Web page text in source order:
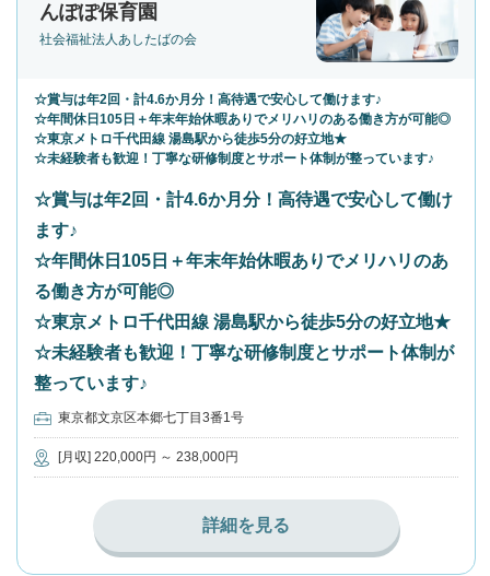
んぽぽ保育園
社会福祉法人あしたばの会
☆賞与は年2回・計4.6か月分！高待遇で安心して働けます♪
☆年間休日105日＋年末年始休暇ありでメリハリのある働き方が可能◎
☆東京メトロ千代田線 湯島駅から徒歩5分の好立地★
☆未経験者も歓迎！丁寧な研修制度とサポート体制が整っています♪
☆賞与は年2回・計4.6か月分！高待遇で安心して働け
ます♪
☆年間休日105日＋年末年始休暇ありでメリハリのあ
る働き方が可能◎
☆東京メトロ千代田線 湯島駅から徒歩5分の好立地★
☆未経験者も歓迎！丁寧な研修制度とサポート体制が
整っています♪
東京都文京区本郷七丁目3番1号
[月収] 220,000円 ～ 238,000円
詳細を見る